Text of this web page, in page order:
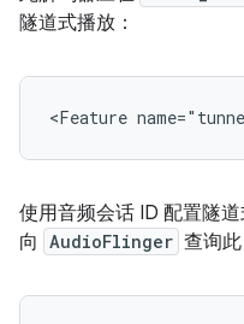
隧道式播放：
使用音频会话 ID 配置隧
向 AudioFlinger 查询此